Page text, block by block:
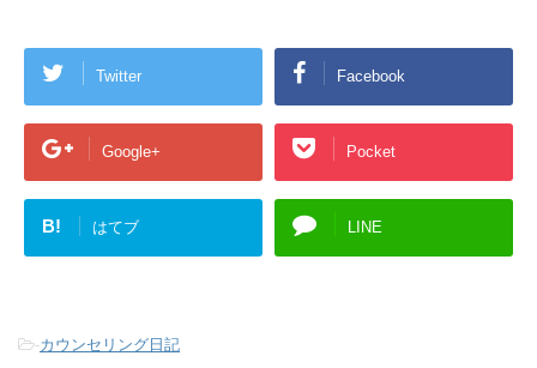
Twitter Facebook
Google+ Pocket
B! はてブ LINE
-カウンセリング日記